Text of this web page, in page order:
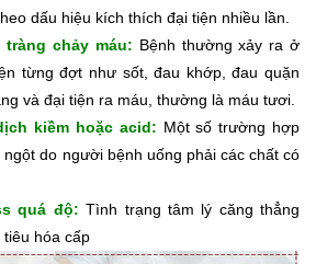
dấu hiệu kích thích đại tiện nhiều lần.
chảy máu: Bệnh thường xảy ra ở
từng đợt như sốt, đau khớp, đau quặn
và đại tiện ra máu, thường là máu tươi.
kiềm hoặc acid: Một số trường hợp
do người bệnh uống phải các chất có
quá độ: Tình trạng tâm lý căng thẳng
hóa cấp